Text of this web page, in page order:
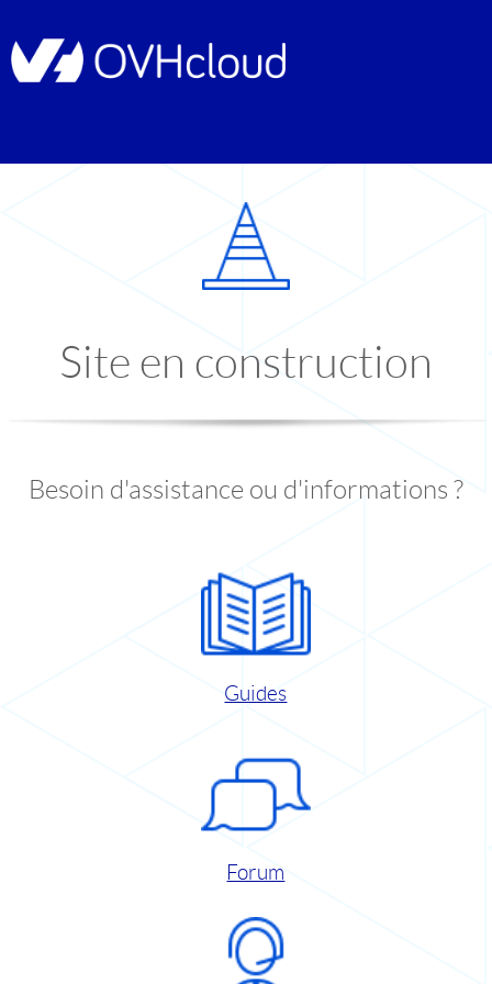
Site en construction
Besoin d'assistance ou d'informations ?
Guides
Forum